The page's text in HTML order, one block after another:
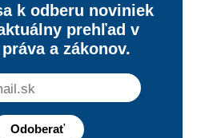
k odberu noviniek
prehľad v
a zákonov.
Odoberať